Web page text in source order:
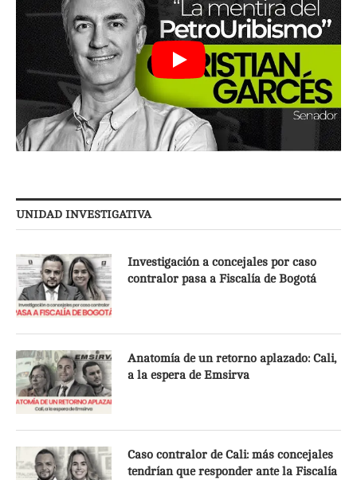
UNIDAD INVESTIGATIVA
Investigación a concejales por caso
contralor pasa a Fiscalía de Bogotá
Anatomía de un retorno aplazado: Cali,
a la espera de Emsirva
Caso contralor de Cali: más concejales
tendrían que responder ante la Fiscalía